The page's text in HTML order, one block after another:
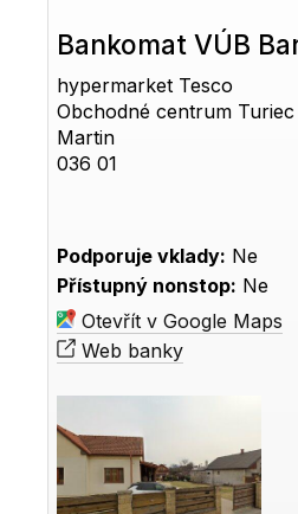
Bankomat VÚB
hypermarket Tesco
Obchodné centrum Turiec
Martin
036 01
Podporuje vklady: Ne
Přístupný nonstop: Ne
Otevřít v Google Maps
Web banky